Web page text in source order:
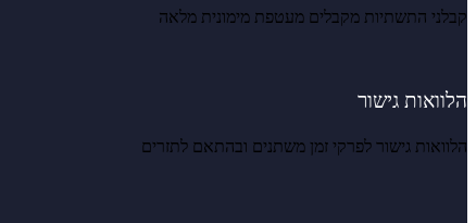
קבלני התשתיות מקבלים מעטפת מימונית מלאה
הלוואות גישור
הלוואות גישור לפרקי זמן משתנים ובהתאם לתזרים